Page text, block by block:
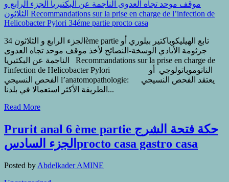
الجزء الرابع و الثلاثون 34ème partie تابع الهيليكوباكتير بيلوري أو
جرثومة الأيادي الوسخة-النصائح لأخذ موقف موحد تجاه العدوى
الناجمة عن البكتيريا Recommandations sur la prise en charge de
l'infection de Helicobacter Pylori الناتوموباتولوجي أو
الفحص النسيجي l’anatomopathologie: يعتقد الفحص النسيجي
الطريقة الأكثر استعمالا في بلدنا...
Read More
Prurit anal 6 ème partie حكة فتحة الشرج
الجزء السادسprocto casa gastro casa
Posted by Abdelkader AMINE